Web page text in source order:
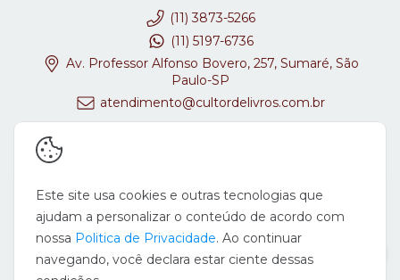
(11) 3873-5266
(11) 5197-6736
Av. Professor Alfonso Bovero, 257, Sumaré, São
Paulo-SP
atendimento@cultordelivros.com.br
Este site usa cookies e outras tecnologias que
ajudam a personalizar o conteúdo de acordo com
nossa Politica de Privacidade. Ao continuar
navegando, você declara estar ciente dessas